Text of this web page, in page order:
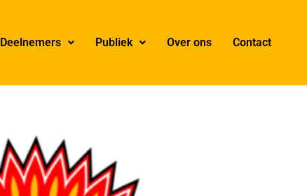
Deelnemers Publiek Over ons Contact